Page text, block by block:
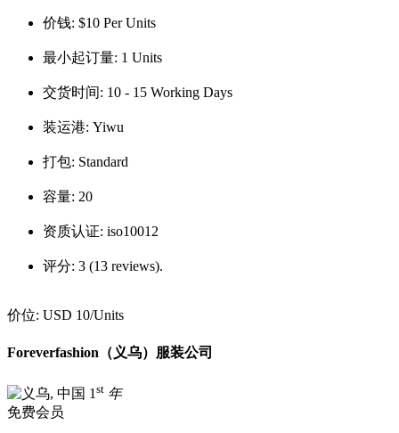
价钱: $10 Per Units
最小起订量: 1 Units
交货时间: 10 - 15 Working Days
装运港: Yiwu
打包: Standard
容量: 20
资质认证: iso10012
评分: 3 (13 reviews).
价位: USD 10/Units
Foreverfashion（义乌）服装公司
1 st 年
免费会员